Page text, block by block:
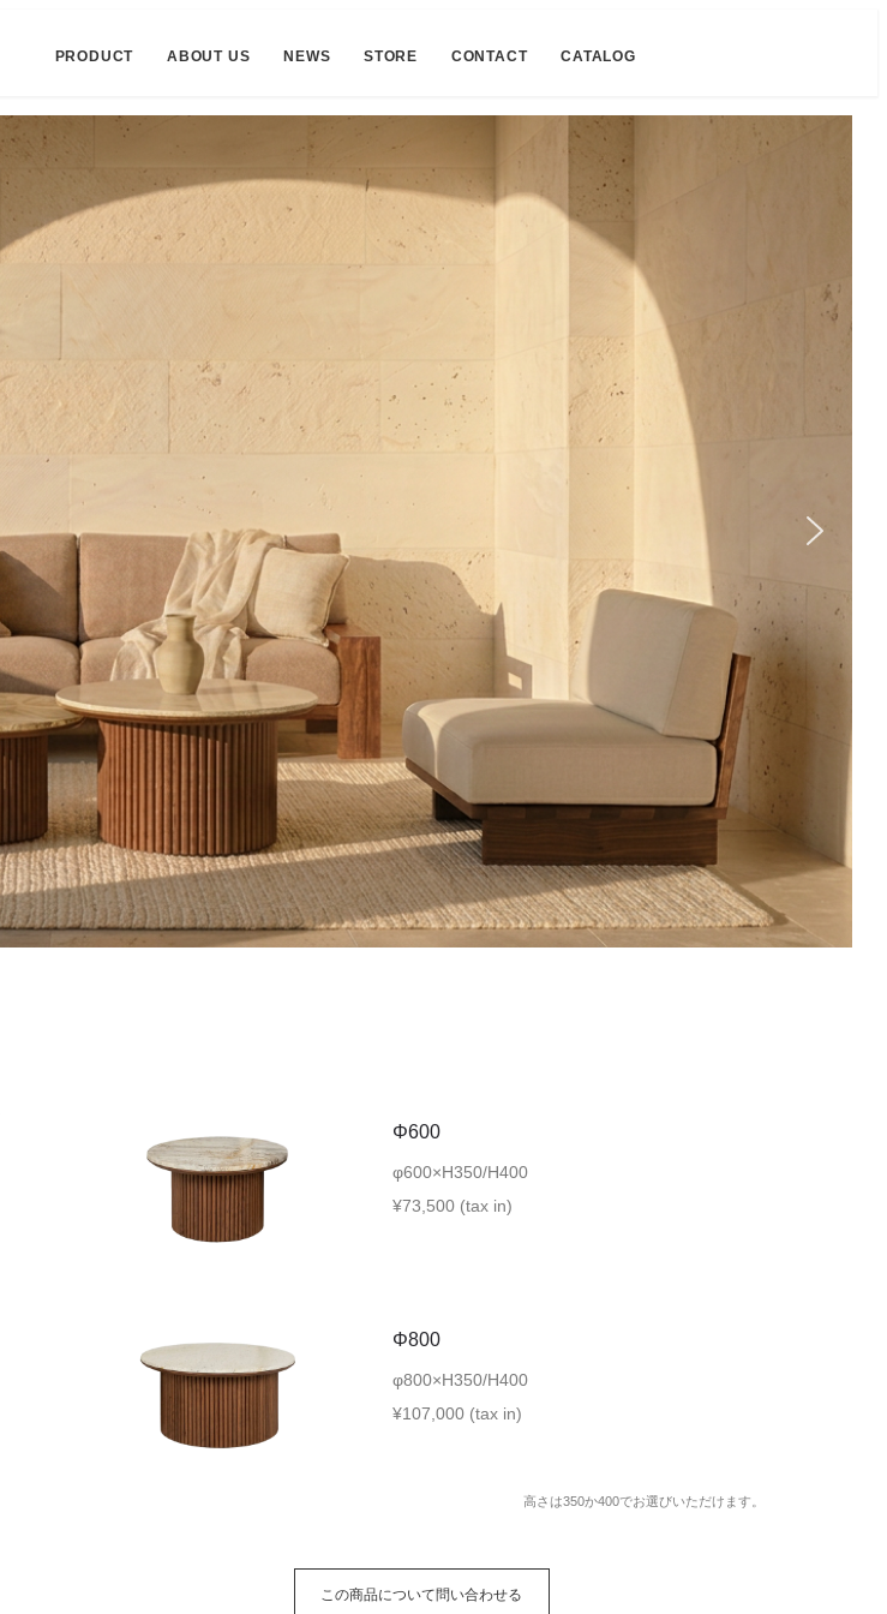
PRODUCT ABOUT US NEWS STORE CONTACT CATALOG
Φ600
φ600×H350/H400
¥73,500 (tax in)
Φ800
φ800×H350/H400
¥107,000 (tax in)
高さは350か400でお選びいただけます。
この商品について問い合わせる